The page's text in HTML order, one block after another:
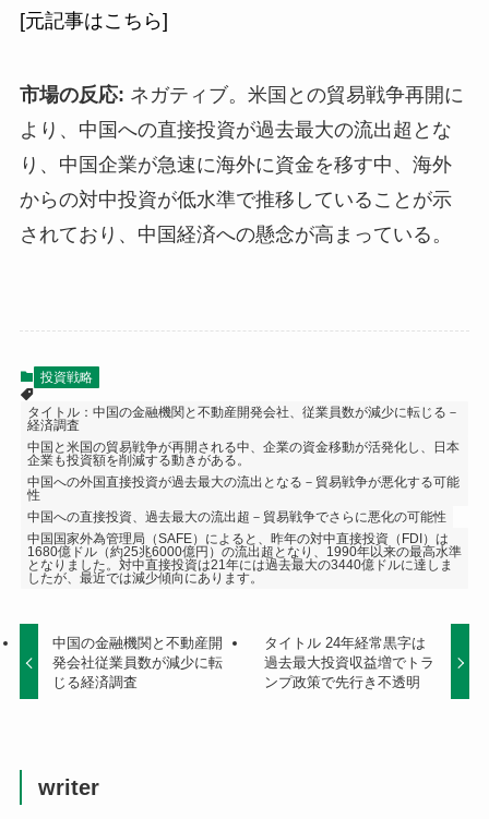
[元記事はこちら]
市場の反応: ネガティブ。米国との貿易戦争再開に
より、中国への直接投資が過去最大の流出超とな
り、中国企業が急速に海外に資金を移す中、海外
からの対中投資が低水準で推移していることが示
されており、中国経済への懸念が高まっている。
投資戦略
タイトル：中国の金融機関と不動産開発会社、従業員数が減少に転じる－
経済調査
中国と米国の貿易戦争が再開される中、企業の資金移動が活発化し、日本
企業も投資額を削減する動きがある。
中国への外国直接投資が過去最大の流出となる－貿易戦争が悪化する可能
性
中国への直接投資、過去最大の流出超－貿易戦争でさらに悪化の可能性
中国国家外為管理局（SAFE）によると、昨年の対中直接投資（FDI）は
1680億ドル（約25兆6000億円）の流出超となり、1990年以来の最高水準
となりました。対中直接投資は21年には過去最大の3440億ドルに達しま
したが、最近では減少傾向にあります。
中国の金融機関と不動産開
発会社従業員数が減少に転
じる経済調査
タイトル 24年経常黒字は
過去最大投資収益増でトラ
ンプ政策で先行き不透明
writer